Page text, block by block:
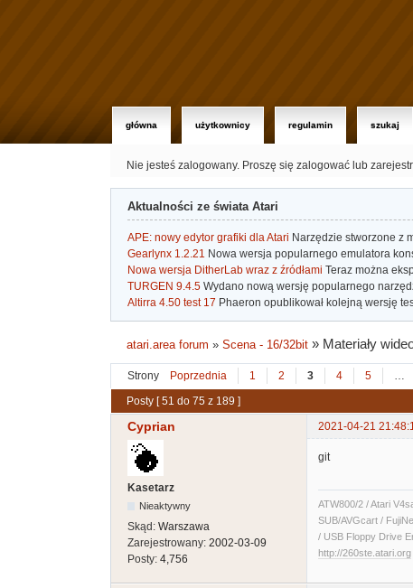
główna użytkownicy regulamin szukaj
Nie jesteś zalogowany. Proszę się zalogować lub
Aktualności ze świata Atari
APE: nowy edytor grafiki dla Atari Narzędzie stworzone z
Gearlynx 1.2.21 Nowa wersja popularnego emulatora
Nowa wersja DitherLab wraz z źródłami Teraz można
TURGEN 9.4.5 Wydano nową wersję popularnego
Altirra 4.50 test 17 Phaeron opublikował kolejną wersję
atari.area forum »Scena - 16/32bit » Materiały
Strony Poprzednia 1 2 3 4 5 …
Posty [ 51 do 75 z 189 ]
Cyprian 2021-04-21
Kasetarz
Nieaktywny
Skąd: Warszawa
Zarejestrowany: 2002-03-09
Posty: 4,756
git
ATW800/2 / Atari
SUB/AVGcart /
/ USB Floppy Drive
http://260ste.atari.org